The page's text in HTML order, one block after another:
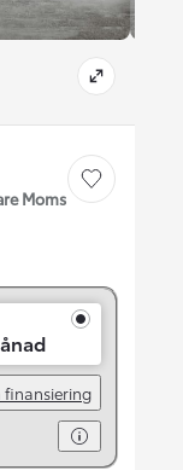
Moms
Save car
finansiering